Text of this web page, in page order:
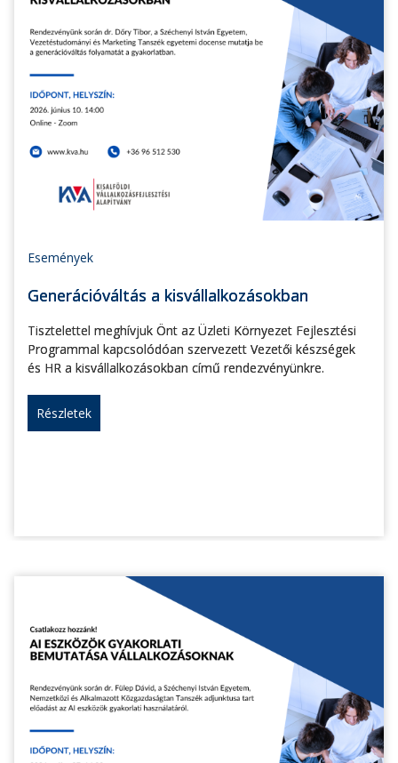
Események
Generációváltás a kisvállalkozásokban
Tisztelettel meghívjuk Önt az Üzleti Környezet Fejlesztési
Programmal kapcsolódóan szervezett Vezetői készségek
és HR a kisvállalkozásokban című rendezvényünkre.
Részletek